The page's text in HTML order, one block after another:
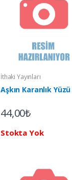
İthaki Yayınları
Aşkın Karanlık Yüzü
44,00₺
Stokta Yok